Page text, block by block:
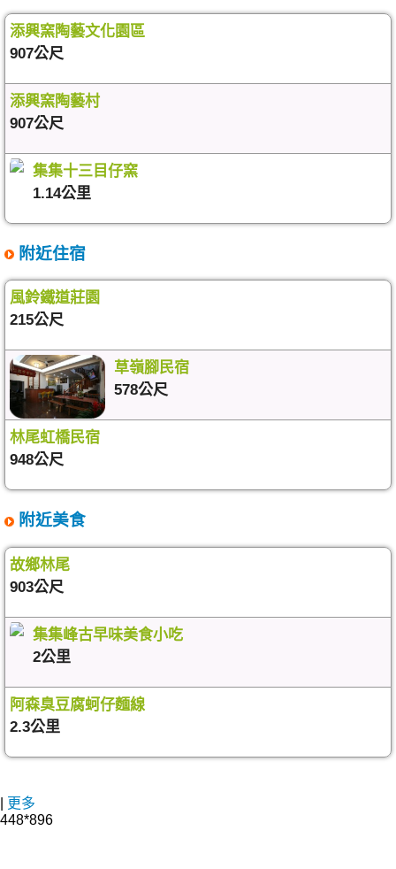
添興窯陶藝文化園區
907公尺
添興窯陶藝村
907公尺
集集十三目仔窯
1.14公里
附近住宿
風鈴鐵道莊園
215公尺
草嶺腳民宿
578公尺
林尾虹橋民宿
948公尺
附近美食
故鄉林尾
903公尺
集集峰古早味美食小吃
2公里
阿森臭豆腐蚵仔麵線
2.3公里
更多
448*896